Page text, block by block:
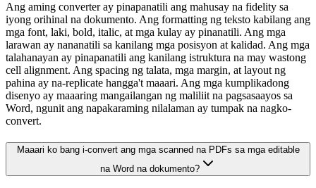
Ang aming converter ay pinapanatili ang mahusay na fidelity sa
iyong orihinal na dokumento. Ang formatting ng teksto kabilang ang
mga font, laki, bold, italic, at mga kulay ay pinanatili. Ang mga
larawan ay nananatili sa kanilang mga posisyon at kalidad. Ang mga
talahanayan ay pinapanatili ang kanilang istruktura na may wastong
cell alignment. Ang spacing ng talata, mga margin, at layout ng
pahina ay na-replicate hangga't maaari. Ang mga kumplikadong
disenyo ay maaaring mangailangan ng maliliit na pagsasaayos sa
Word, ngunit ang napakaraming nilalaman ay tumpak na nagko-
convert.
Maaari ko bang i-convert ang mga scanned na PDFs sa mga editable
na Word na dokumento?